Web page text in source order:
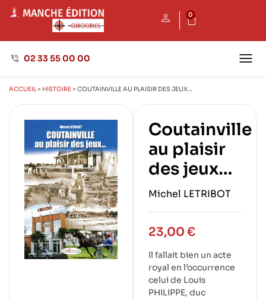
0
02 33 55 00 00
ACCUEIL> HISTOIRE>COUTAINVILLE AU PLAISIR DES JEUX…
Coutainville
au plaisir
des jeux…
Michel LETRIBOT
23,00 €
Il fallait bien un acte
royal en l’occurrence
celui de Louis
PHILIPPE, duc